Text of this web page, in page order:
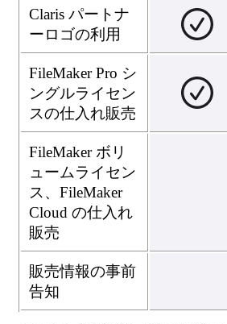
Claris パートナ
ーロゴの利用
FileMaker Pro シ
ングルライセン
スの仕入れ販売
FileMaker ボリ
ュームライセン
ス、FileMaker
Cloud の仕入れ
販売
販売情報の事前
告知